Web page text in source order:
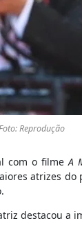
Reprodução
com o filmeA
atrizes
destacou a